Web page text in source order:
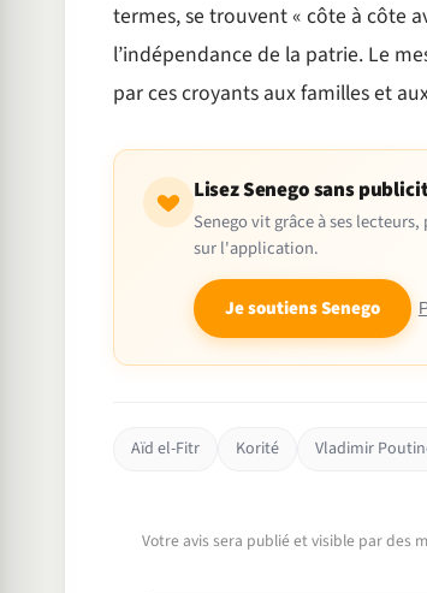
termes, se trouvent « côte à côte
l’indépendance de la patrie. Le
par ces croyants aux familles et
Lisez Senego sans
Senego vit grâce à ses
sur l'application.
Je soutiens Senego
Aïd el-Fitr Korité Vladimir
Votre avis sera publié et visible par des